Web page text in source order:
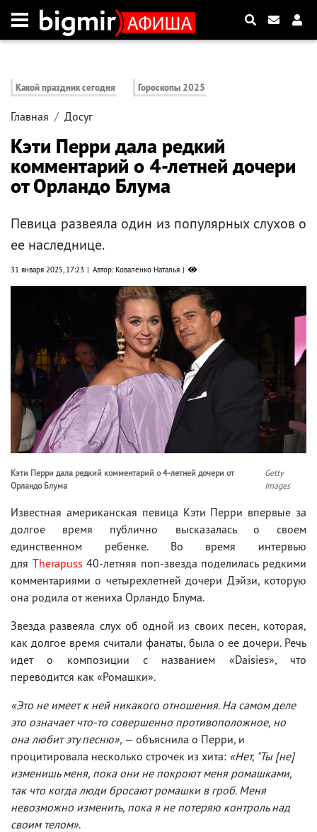
Какой праздник сегодня Гороскопы 2025
Главная Досуг
Кэти Перри дала редкий
комментарий о 4-летней дочери
от Орландо Блума
Певица развеяла один из популярных слухов о
ее наследнице.
31 января 2025, 17:23 Автор: Коваленко Наталья
Кэти Перри дала редкий комментарий о 4-летней дочери от
Орландо Блума
Getty
Images
Известная американская певица Кэти Перри впервые за
долгое время публично высказалась о своем
единственном ребенке. Во время интервью
для Therapuss 40-летняя поп-звезда поделилась редкими
комментариями о четырехлетней дочери Дэйзи, которую
она родила от жениха Орландо Блума.
Звезда развеяла слух об одной из своих песен, которая,
как долгое время считали фанаты, была о ее дочери. Речь
идет о композиции с названием «Daisies», что
переводится как «Ромашки».
«Это не имеет к ней никакого отношения. На самом деле
это означает что-то совершенно противоположное, но
она любит эту песню», — объяснила о Перри, и
процитировала несколько строчек из хита: «Нет, "Ты [не]
изменишь меня, пока они не покроют меня ромашками,
так что когда люди бросают ромашки в гроб. Меня
невозможно изменить, пока я не потеряю контроль над
своим телом».